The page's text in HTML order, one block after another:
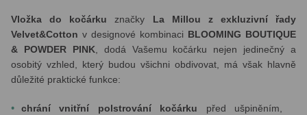
Vložka do kočárkuznačky La Millou
z exkluzivní řady
Velvet&Cotton v designové kombinaci BLOOMING BOUTIQUE
& POWDER PINK, dodá Vašemu kočárku nejen jedinečný a
osobitý vzhled, který budou všichni obdivovat, má však hlavně
důležité praktické funkce:
chrání vnitřní polstrování kočárku před ušpiněním,